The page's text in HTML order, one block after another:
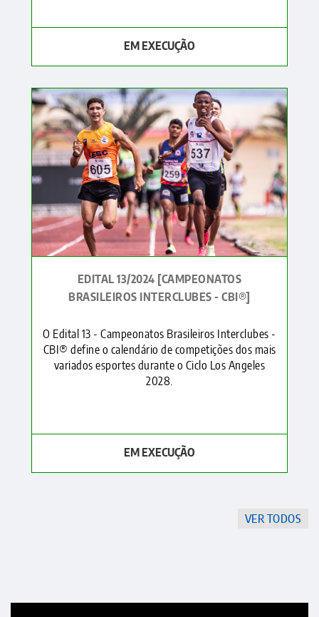
EM EXECUÇÃO
EDITAL 13/2024 [CAMPEONATOS
BRASILEIROS INTERCLUBES - CBI®]
O Edital 13 - Campeonatos Brasileiros Interclubes -
CBI® define o calendário de competições dos mais
variados esportes durante o Ciclo Los Angeles
2028.
EM EXECUÇÃO
VER TODOS